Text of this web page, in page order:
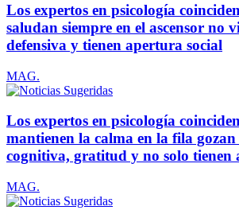
Los expertos en psicología
saludan siempre en el ascensor no
defensiva y tienen apertura social
MAG.
Los expertos en psicología
mantienen la calma en la fila
cognitiva, gratitud y no solo tienen
MAG.